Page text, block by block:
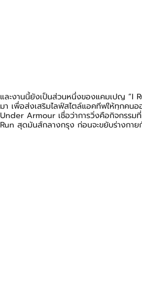
และงานนี้ยังเป็นส่วนหนึ่งของแคมเปญ “I
มา เพื่อส่งเสริมไลฟ์สไตล์แอคทีฟให้ทุกคนอ
Under Armour เชื่อว่าการวิ่งคือกิจกรรม
Run สุดมันส์กลางกรุง ก่อนจะขยับร่างกา